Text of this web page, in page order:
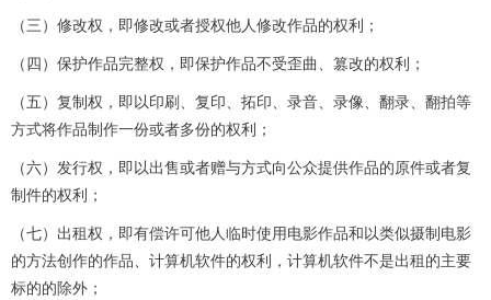
（三）修改权，即修改或者授权他人修改作品的权利；
（四）保护作品完整权，即保护作品不受歪曲、篡改的权利；
（五）复制权，即以印刷、复印、拓印、录音、录像、翻录、翻拍等
方式将作品制作一份或者多份的权利；
（六）发行权，即以出售或者赠与方式向公众提供作品的原件或者复
制件的权利；
（七）出租权，即有偿许可他人临时使用电影作品和以类似摄制电影
的方法创作的作品、计算机软件的权利，计算机软件不是出租的主要
标的的除外；